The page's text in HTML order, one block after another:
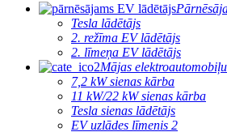
Tesla lādētājs
2. režīma EV lādētājs
2. līmeņa EV lādētājs
Mājas
7,2 kW sienas kārba
11 kW/22 kW sienas kārba
Tesla sienas lādētājs
EV uzlādes līmenis 2